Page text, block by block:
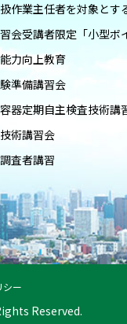
作業主任者を対象とす
会受講者限定「小型ボ
力向上教育
準備講習会
器定期自主検査技術講
術講習会
査者講習
シー
Reserved.